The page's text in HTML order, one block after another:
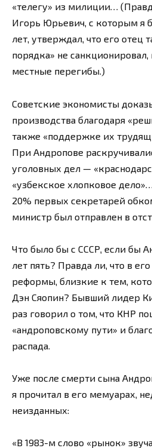
«телегу» из милиции…
Игорь Юрьевич, с которым я
лет, утверждал, что его отец
порядка» не
местные перегибы.)
Советские экономисты
производства благодаря
также «поддержке их
При Андропове
уголовных дел —
«узбекское хлопковое
20% первых секретарей
министр был отправлен в
Что было бы с СССР, если бы
лет пять? Правда ли, что в
реформы, близкие к тем,
Дэн Сяопин? Бывший лидер
раз говорил о том, что КНР
«андроповскому пути» и
распада.
Уже после смерти сына
я прочитал в его мемуарах,
неизданных:
«В 1983-м слово «рынок»